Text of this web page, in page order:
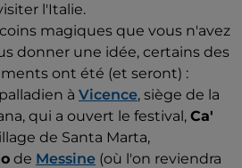
l'Italie.
magiques que vous n'avez
donner une idée, certains des
ont été (et seront) :
palladien à Vicence, siège de la
qui a ouvert le festival, Ca'
de Santa Marta,
de Messine (où l'on reviendra